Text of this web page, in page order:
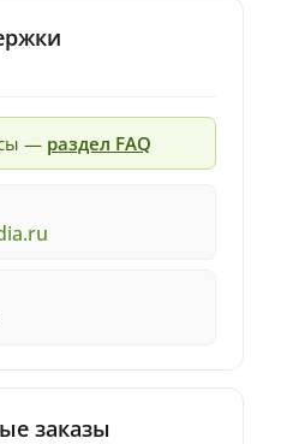
— раздел FAQ
заказы